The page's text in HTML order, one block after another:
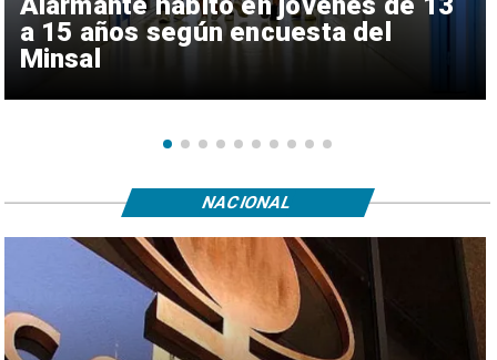
a 15 años según encuesta del
Minsal
NACIONAL